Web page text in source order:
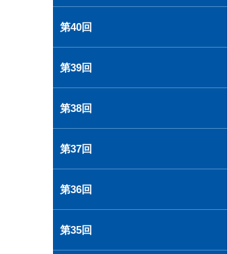
第40回
第39回
第38回
第37回
第36回
第35回